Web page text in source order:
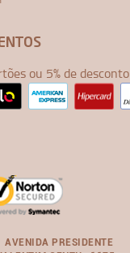
ou 5% de
AVENIDA PRESIDENTE